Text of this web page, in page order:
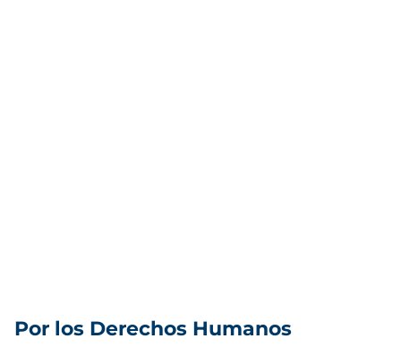
Por los Derechos Humanos